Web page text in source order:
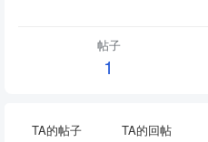
帖子
1
TA的帖子 TA的回帖